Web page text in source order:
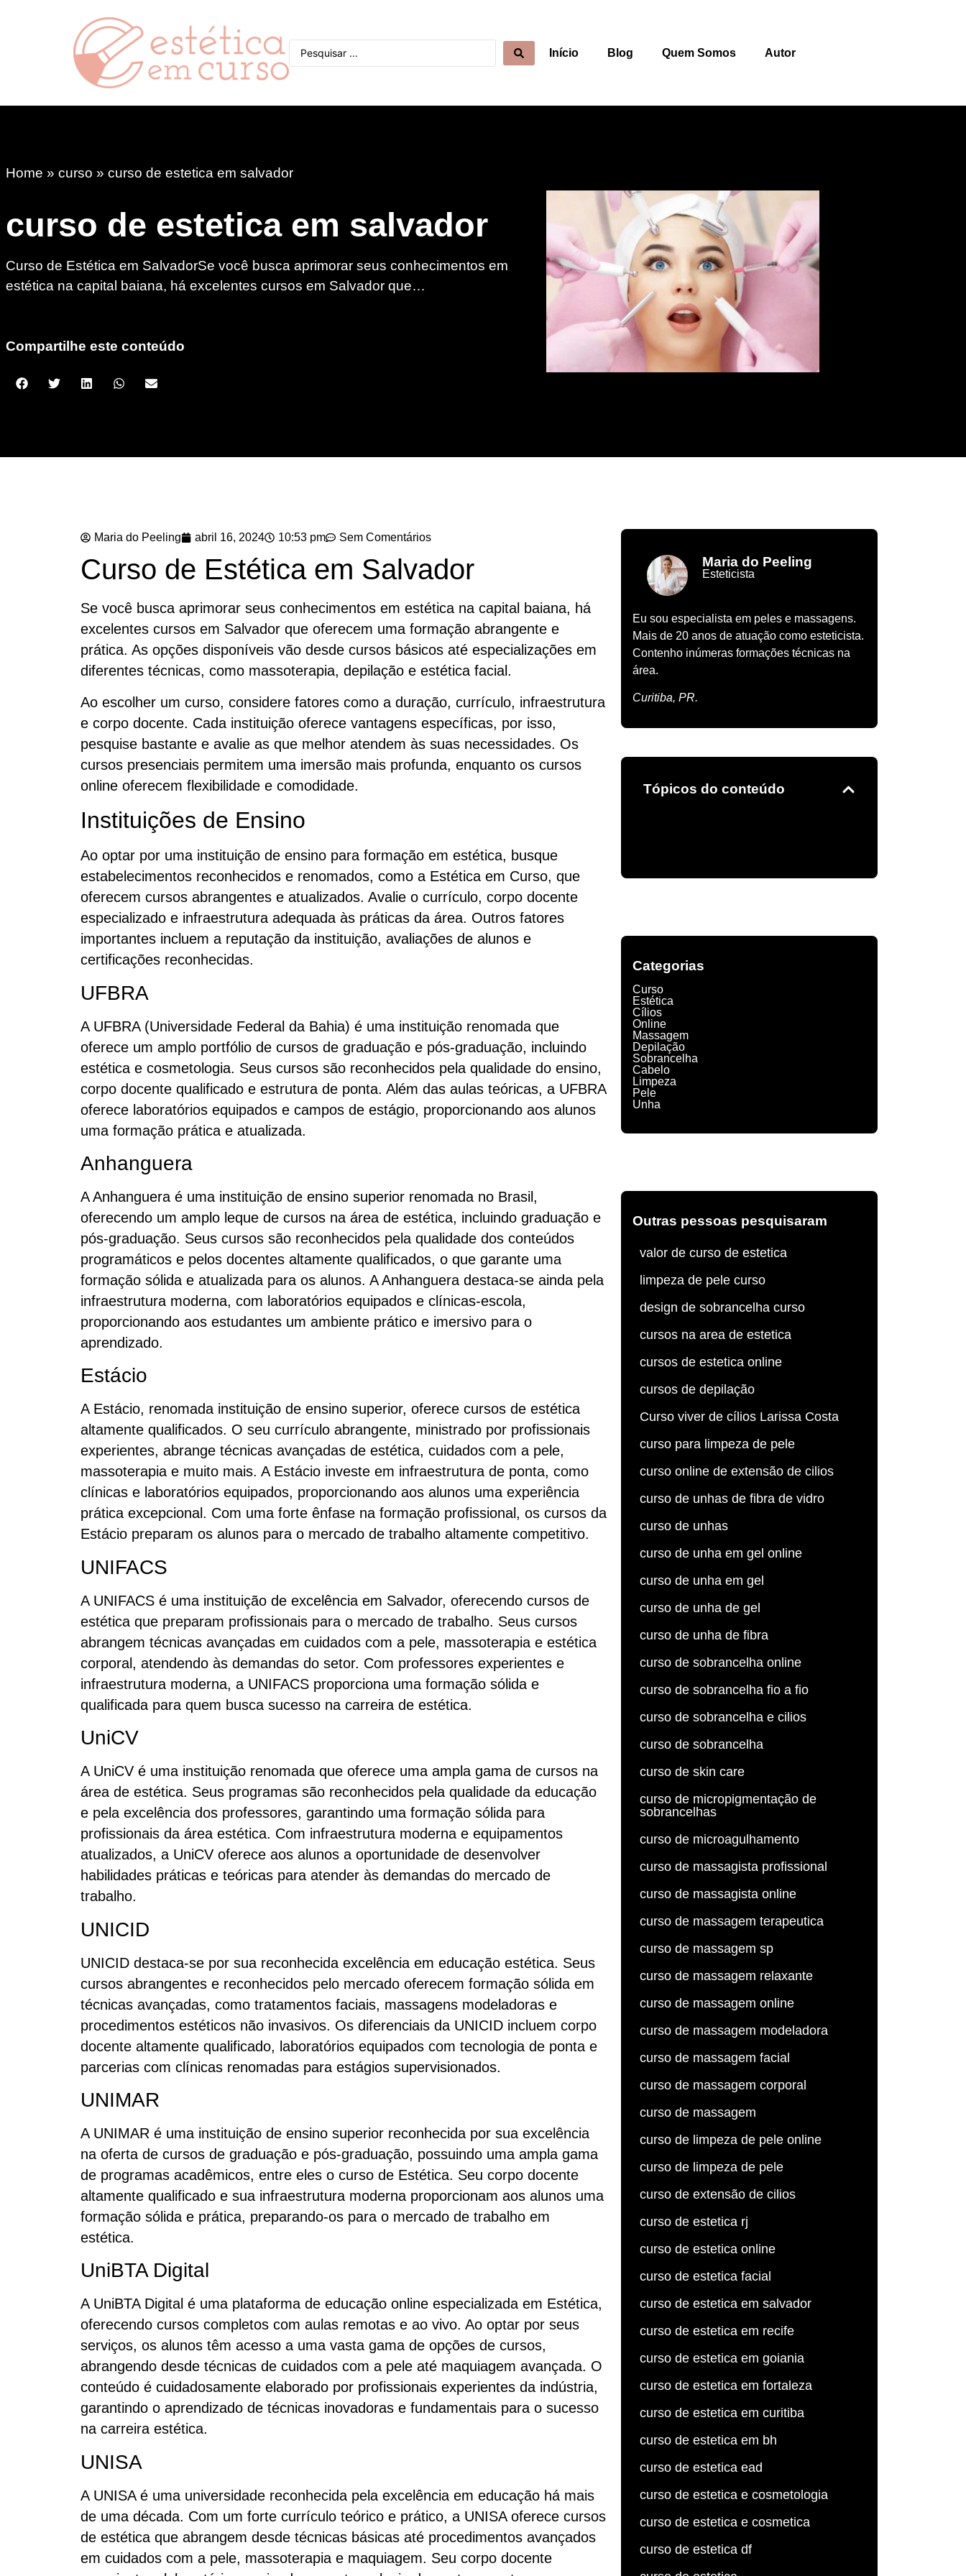
Início Blog Quem Somos Autor
Home » curso » curso de estetica em salvador
curso de estetica em salvador
Curso de Estética em SalvadorSe você busca aprimorar seus conhecimentos em
estética na capital baiana, há excelentes cursos em Salvador que…
Compartilhe este conteúdo
Maria do Peeling abril 16, 2024 10:53 pm Sem Comentários
Curso de Estética em Salvador
Se você busca aprimorar seus conhecimentos em estética na capital baiana, há
excelentes cursos em Salvador que oferecem uma formação abrangente e
prática. As opções disponíveis vão desde cursos básicos até especializações em
diferentes técnicas, como massoterapia, depilação e estética facial.
Ao escolher um curso, considere fatores como a duração, currículo, infraestrutura
e corpo docente. Cada instituição oferece vantagens específicas, por isso,
pesquise bastante e avalie as que melhor atendem às suas necessidades. Os
cursos presenciais permitem uma imersão mais profunda, enquanto os cursos
online oferecem flexibilidade e comodidade.
Instituições de Ensino
Ao optar por uma instituição de ensino para formação em estética, busque
estabelecimentos reconhecidos e renomados, como a Estética em Curso, que
oferecem cursos abrangentes e atualizados. Avalie o currículo, corpo docente
especializado e infraestrutura adequada às práticas da área. Outros fatores
importantes incluem a reputação da instituição, avaliações de alunos e
certificações reconhecidas.
UFBRA
A UFBRA (Universidade Federal da Bahia) é uma instituição renomada que
oferece um amplo portfólio de cursos de graduação e pós-graduação, incluindo
estética e cosmetologia. Seus cursos são reconhecidos pela qualidade do ensino,
corpo docente qualificado e estrutura de ponta. Além das aulas teóricas, a UFBRA
oferece laboratórios equipados e campos de estágio, proporcionando aos alunos
uma formação prática e atualizada.
Anhanguera
A Anhanguera é uma instituição de ensino superior renomada no Brasil,
oferecendo um amplo leque de cursos na área de estética, incluindo graduação e
pós-graduação. Seus cursos são reconhecidos pela qualidade dos conteúdos
programáticos e pelos docentes altamente qualificados, o que garante uma
formação sólida e atualizada para os alunos. A Anhanguera destaca-se ainda pela
infraestrutura moderna, com laboratórios equipados e clínicas-escola,
proporcionando aos estudantes um ambiente prático e imersivo para o
aprendizado.
Estácio
A Estácio, renomada instituição de ensino superior, oferece cursos de estética
altamente qualificados. O seu currículo abrangente, ministrado por profissionais
experientes, abrange técnicas avançadas de estética, cuidados com a pele,
massoterapia e muito mais. A Estácio investe em infraestrutura de ponta, como
clínicas e laboratórios equipados, proporcionando aos alunos uma experiência
prática excepcional. Com uma forte ênfase na formação profissional, os cursos da
Estácio preparam os alunos para o mercado de trabalho altamente competitivo.
UNIFACS
A UNIFACS é uma instituição de excelência em Salvador, oferecendo cursos de
estética que preparam profissionais para o mercado de trabalho. Seus cursos
abrangem técnicas avançadas em cuidados com a pele, massoterapia e estética
corporal, atendendo às demandas do setor. Com professores experientes e
infraestrutura moderna, a UNIFACS proporciona uma formação sólida e
qualificada para quem busca sucesso na carreira de estética.
UniCV
A UniCV é uma instituição renomada que oferece uma ampla gama de cursos na
área de estética. Seus programas são reconhecidos pela qualidade da educação
e pela excelência dos professores, garantindo uma formação sólida para
profissionais da área estética. Com infraestrutura moderna e equipamentos
atualizados, a UniCV oferece aos alunos a oportunidade de desenvolver
habilidades práticas e teóricas para atender às demandas do mercado de
trabalho.
UNICID
UNICID destaca-se por sua reconhecida excelência em educação estética. Seus
cursos abrangentes e reconhecidos pelo mercado oferecem formação sólida em
técnicas avançadas, como tratamentos faciais, massagens modeladoras e
procedimentos estéticos não invasivos. Os diferenciais da UNICID incluem corpo
docente altamente qualificado, laboratórios equipados com tecnologia de ponta e
parcerias com clínicas renomadas para estágios supervisionados.
UNIMAR
A UNIMAR é uma instituição de ensino superior reconhecida por sua excelência
na oferta de cursos de graduação e pós-graduação, possuindo uma ampla gama
de programas acadêmicos, entre eles o curso de Estética. Seu corpo docente
altamente qualificado e sua infraestrutura moderna proporcionam aos alunos uma
formação sólida e prática, preparando-os para o mercado de trabalho em
estética.
UniBTA Digital
A UniBTA Digital é uma plataforma de educação online especializada em Estética,
oferecendo cursos completos com aulas remotas e ao vivo. Ao optar por seus
serviços, os alunos têm acesso a uma vasta gama de opções de cursos,
abrangendo desde técnicas de cuidados com a pele até maquiagem avançada. O
conteúdo é cuidadosamente elaborado por profissionais experientes da indústria,
garantindo o aprendizado de técnicas inovadoras e fundamentais para o sucesso
na carreira estética.
UNISA
A UNISA é uma universidade reconhecida pela excelência em educação há mais
de uma década. Com um forte currículo teórico e prático, a UNISA oferece cursos
de estética que abrangem desde técnicas básicas até procedimentos avançados
em cuidados com a pele, massoterapia e maquiagem. Seu corpo docente
Maria do Peeling
Esteticista
Eu sou especialista em peles e massagens.
Mais de 20 anos de atuação como esteticista.
Contenho inúmeras formações técnicas na
área.
Curitiba, PR.
Tópicos do conteúdo
Categorias
Curso
Estética
Cílios
Online
Massagem
Depilação
Sobrancelha
Cabelo
Limpeza
Pele
Unha
Outras pessoas pesquisaram
valor de curso de estetica
limpeza de pele curso
design de sobrancelha curso
cursos na area de estetica
cursos de estetica online
cursos de depilação
Curso viver de cílios Larissa Costa
curso para limpeza de pele
curso online de extensão de cilios
curso de unhas de fibra de vidro
curso de unhas
curso de unha em gel online
curso de unha em gel
curso de unha de gel
curso de unha de fibra
curso de sobrancelha online
curso de sobrancelha fio a fio
curso de sobrancelha e cilios
curso de sobrancelha
curso de skin care
curso de micropigmentação de
sobrancelhas
curso de microagulhamento
curso de massagista profissional
curso de massagista online
curso de massagem terapeutica
curso de massagem sp
curso de massagem relaxante
curso de massagem online
curso de massagem modeladora
curso de massagem facial
curso de massagem corporal
curso de massagem
curso de limpeza de pele online
curso de limpeza de pele
curso de extensão de cilios
curso de estetica rj
curso de estetica online
curso de estetica facial
curso de estetica em salvador
curso de estetica em recife
curso de estetica em goiania
curso de estetica em fortaleza
curso de estetica em curitiba
curso de estetica em bh
curso de estetica ead
curso de estetica e cosmetologia
curso de estetica e cosmetica
curso de estetica df